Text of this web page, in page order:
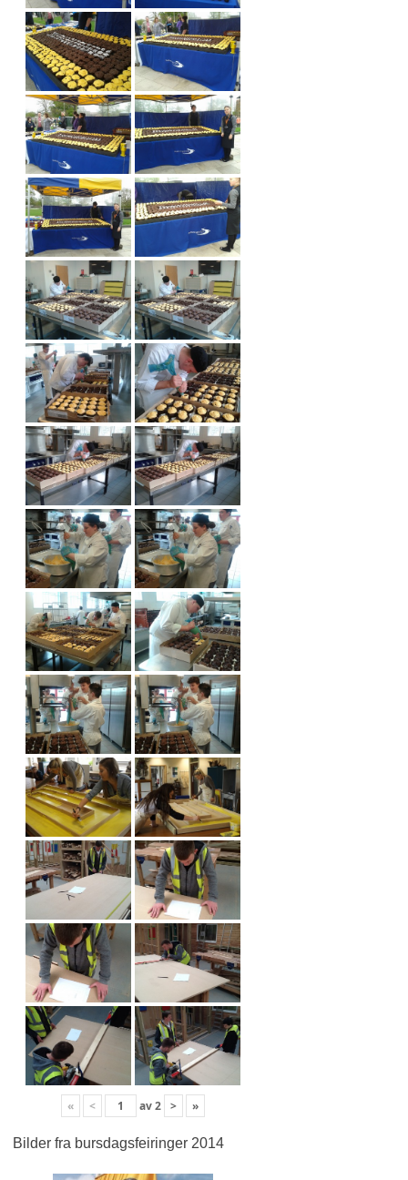
« < av2 > »
Bilder fra bursdagsfeiringer 2014